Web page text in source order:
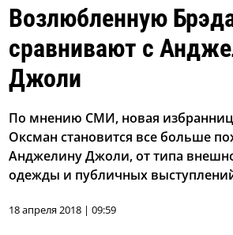
Возлюбленную
сравнивают с
Джоли
По мнению СМИ, новая
Оксман становится все больше
Анджелину Джоли, от типа
одежды и публичных
18 апреля 2018 | 09:59